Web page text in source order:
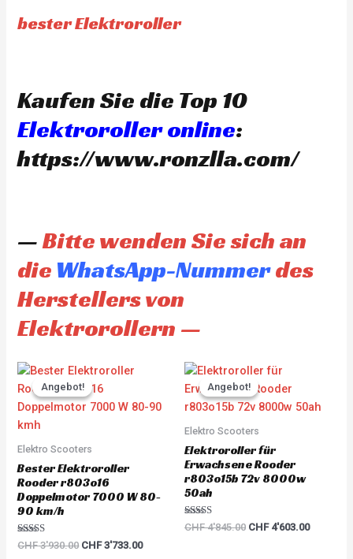
bester Elektroroller
Kaufen Sie die Top 10
Elektroroller online:
https://www.ronzlla.com/
—Bitte wenden Sie sich an
die WhatsApp-Nummerdes
Herstellers von
Elektrorollern —
Angebot!
Angebot!
Elektro Scooters
Bester Elektroroller
Rooder r803o16
Doppelmotor 7000 W 80-
90 km/h
Rated
5.00
CHF3'930.00
Original
price
was:
CHF 3'930.00.
CHF3'733.00
CHF 3'733.00.
Angebot!
Angebot!
Elektro Scooters
Elektroroller für
Erwachsene Rooder
r803o15b 72v 8000w
50ah
Rated
5.00
CHF4'845.00
Original
price
was:
CHF 4'845.00.
CHF4'603.00
CHF